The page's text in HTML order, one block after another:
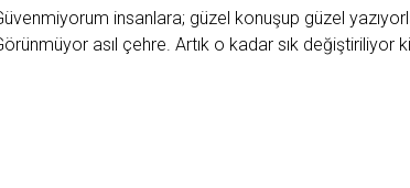
insanlara; güzel konuşup güzel
asıl çehre. Artık o kadar sık değiştiriliyor